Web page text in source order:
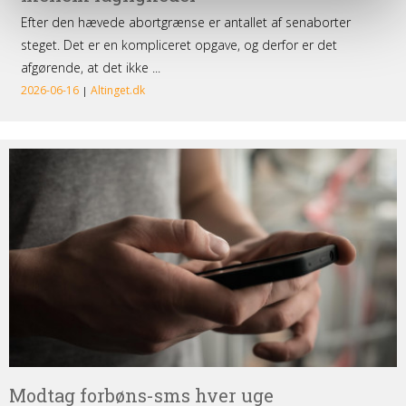
uge
Modtag forbøns-sms hver uge